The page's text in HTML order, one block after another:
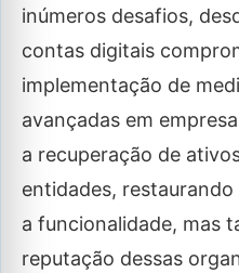
inúmeros desafios,
contas digitais
implementação de
avançadas em
a recuperação de
entidades,
a funcionalidade, mas
reputação dessas